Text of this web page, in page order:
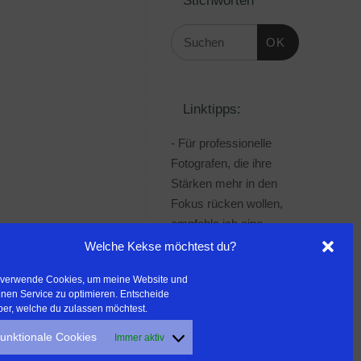
Welche Kekse möchtest du?
verwende Cookies, um meine Website und
Service zu optimieren. Entscheide
welche du zulassen möchtest.
Cookies Immer aktiv
OK
Linktipps:
- Für professionelle
Fotografen, die ihre
Stärken mehr in den
Fokus rücken wollen,
empfehle ich eine
Beratung durch Frau
Wanderfreak.de